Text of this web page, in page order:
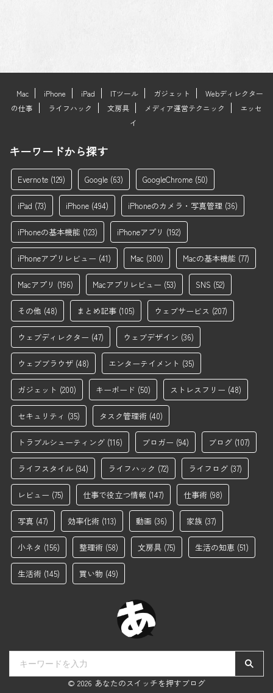
Mac iPhone iPad ITツール ガジェット
Webディレクター
の仕事
ライフハック 文房具 メディア運営テクニック
エッセ
イ
キーワードから探す
Evernote (129) Google (63) GoogleChrome (50)
iPad (73) iPhone (494) iPhoneのカメラ・写真管理 (36)
iPhoneの基本機能 (123) iPhoneアプリ (192)
iPhoneアプリレビュー (41) Mac (300) Macの基本機能 (77)
Macアプリ (196) Macアプリレビュー (53) SNS (52)
その他 (48) まとめ記事 (105) ウェブサービス (207)
ウェブディレクター (47) ウェブデザイン (36)
ウェブブラウザ (48) エンターテイメント (35)
ガジェット (200) キーボード (50) ストレスフリー (48)
セキュリティ (35) タスク管理術 (40)
トラブルシューティング (116) ブロガー (94) ブログ (107)
ライフスタイル (34) ライフハック (72) ライフログ (37)
レビュー (75) 仕事で役立つ情報 (147) 仕事術 (98)
写真 (47) 効率化術 (113) 動画 (36) 家族 (37)
小ネタ (156) 整理術 (58) 文房具 (75) 生活の知恵 (51)
生活術 (145) 買い物 (49)
© 2026 あなたのスイッチを押すブログ